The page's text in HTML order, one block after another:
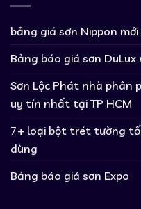
bảng giá sơn Nippon
Bảng báo giá sơn
Sơn Lộc Phát nhà phân
uy tín nhất tại TP HCM
7+ loại bột trét tường
dùng
Bảng báo giá sơn Expo